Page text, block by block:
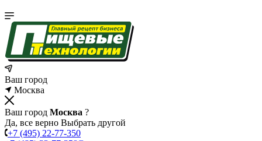
Ваш город
Москва
Ваш город Москва ?
Да, все верно Выбрать другой
+7 (495) 22-77-350